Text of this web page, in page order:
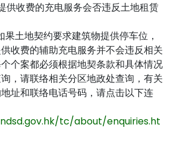
供收费的充电服务会否违反土地租赁
果土地契约要求建筑物提供停车位，
收费的辅助充电服务并不会违反相关
个案都必须根据地契条款和具体情况
，请联络相关分区地政处查询，有关
址和联络电话号码，请点击以下连
tc/about/enquiries.ht